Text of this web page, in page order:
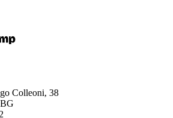
Colleoni, 38